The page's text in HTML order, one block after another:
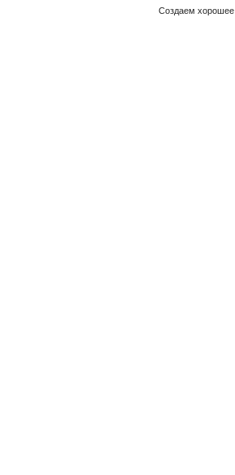
Создаем